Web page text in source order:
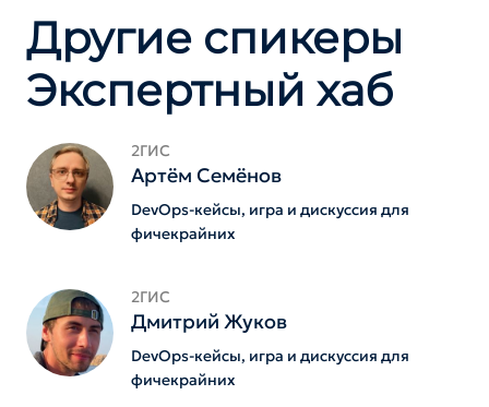
Другие спикеры
Экспертный хаб
2ГИС
Артём Семёнов
DevOps-кейсы, игра и дискуссия для
фичекрайних
2ГИС
Дмитрий Жуков
DevOps-кейсы, игра и дискуссия для
фичекрайних